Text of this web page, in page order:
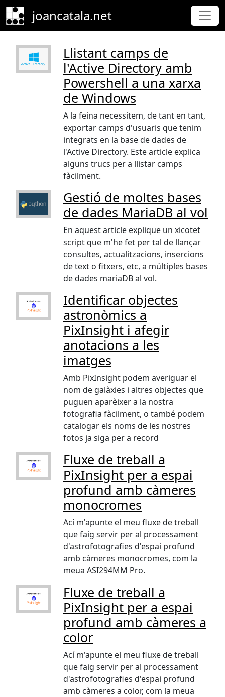
Skip to main content
joancatala.net
Llistant camps de
l'Active Directory amb
Powershell a una xarxa
de Windows
A la feina necessitem, de tant en tant,
exportar camps d'usuaris que tenim
integrats en la base de dades de
l'Active Directory. Este article explica
alguns trucs per a llistar camps
fàcilment.
Gestió de moltes bases
de dades MariaDB al vol
En aquest article explique un xicotet
script que m'he fet per tal de llançar
consultes, actualitzacions, insercions
de text o fitxers, etc, a múltiples bases
de dades mariaDB al vol.
Identificar objectes
astronòmics a
PixInsight i afegir
anotacions a les
imatges
Amb PixInsight podem averiguar el
nom de galàxies i altres objectes que
puguen aparèixer a la nostra
fotografia fàcilment, o també podem
catalogar els noms de les nostres
fotos ja siga per a record
Fluxe de treball a
PixInsight per a espai
profund amb càmeres
monocromes
Ací m'apunte el meu fluxe de treball
que faig servir per al processament
d'astrofotografies d'espai profund
amb càmeres monocromes, com la
meua ASI294MM Pro.
Fluxe de treball a
PixInsight per a espai
profund amb càmeres a
color
Ací m'apunte el meu fluxe de treball
que faig servir per al processament
d'astrofotografies d'espai profund
amb càmeres a color, com la meua